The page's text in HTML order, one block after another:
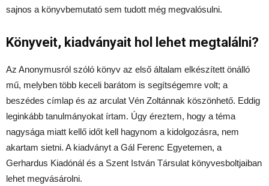
sajnos a könyvbemutató sem tudott még megvalósulni.
Könyveit, kiadványait hol lehet megtalálni?
Az Anonymusról szóló könyv az első általam elkészített önálló
mű, melyben több keceli barátom is segítségemre volt; a
beszédes címlap és az arculat Vén Zoltánnak köszönhető. Eddig
leginkább tanulmányokat írtam. Úgy éreztem, hogy a téma
nagysága miatt kellő időt kell hagynom a kidolgozásra, nem
akartam sietni. A kiadványt a Gál Ferenc Egyetemen, a
Gerhardus Kiadónál és a Szent István Társulat könyvesboltjaiban
lehet megvásárolni.